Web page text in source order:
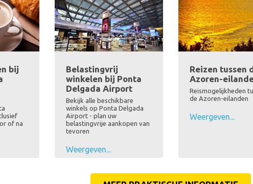
bij
of na
Belastingvrij
winkelen bij Ponta
Delgada Airport
Bekijk alle beschikbare
winkels op Ponta Delgada
Airport - plan uw
belastingvrije aankopen van
tevoren
Weergeven...
Reizen tussen
Azoren-
Reismogelijkheden
de Azoren-eilanden
Weergeven...